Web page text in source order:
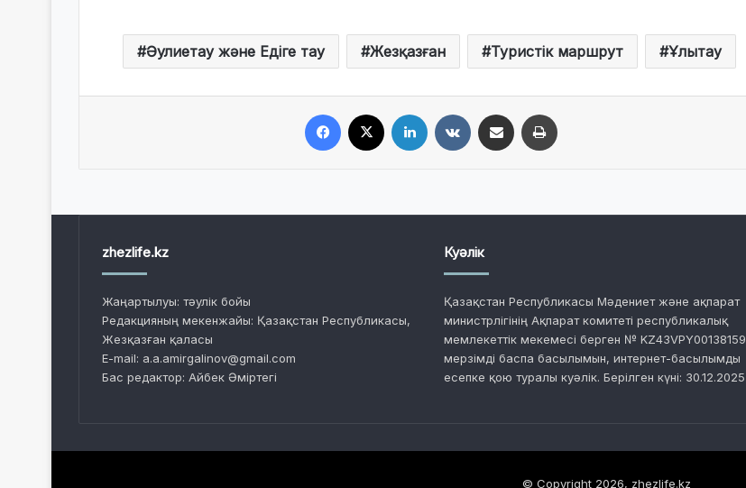
Әулиетау және Едіге тау Жезқазған Туристік маршрут Ұлытау
zhezlife.kz
Жаңартылуы: тәулік бойы
Редакцияның мекенжайы: Қазақстан Республикасы,
Жезқазған қаласы
E-mail: a.a.amirgalinov@gmail.com
Бас редактор: Айбек Әміртегі
Куәлік
Қазақстан Республикасы Мәдениет және ақпарат
министрлігінің Ақпарат комитеті республикалық
мемлекеттік мекемесі берген № KZ43VPY00138159
мерзімді баспа басылымын, интернет-басылымды
есепке қою туралы куәлік. Берілген күні: 30.12.2025
© Copyright 2026, zhezlife.kz